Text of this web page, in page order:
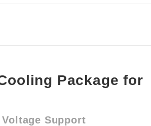
Package for
Support